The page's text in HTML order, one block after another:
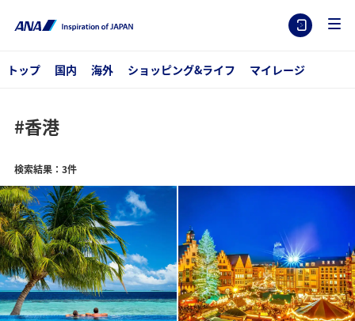
トップ 国内 海外 ショッピング&ライフ マイレージ
#香港
検索結果：3件